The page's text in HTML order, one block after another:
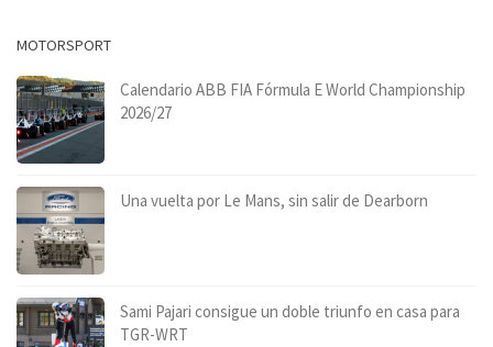
MOTORSPORT
Calendario ABB FIA Fórmula E World Championship
2026/27
Una vuelta por Le Mans, sin salir de Dearborn
Sami Pajari consigue un doble triunfo en casa para
TGR-WRT